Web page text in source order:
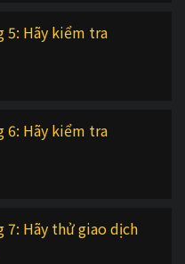
5: Hãy kiểm tra
6: Hãy kiểm tra
7: Hãy thử giao dịch